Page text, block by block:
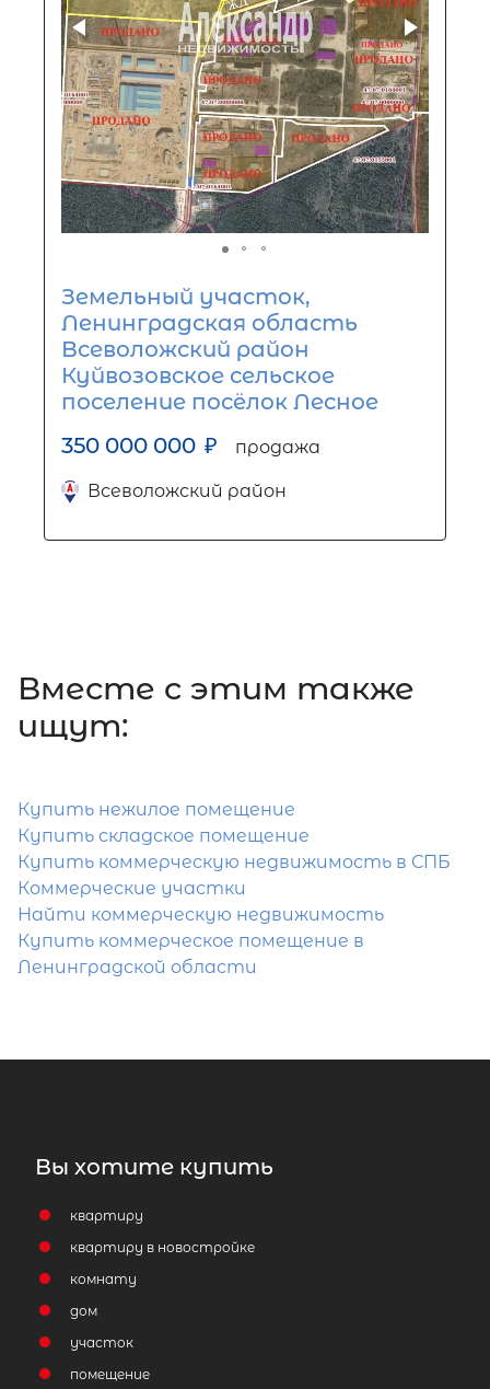
Земельный участок,
Ленинградская область
Всеволожский район
Куйвозовское сельское
поселение посёлок Лесное
350 000 000 ₽ продажа
Всеволожский район
Вместе c этим также
ищут:
Купить нежилое помещение
Купить складское помещение
Купить коммерческую недвижимость в СПБ
Коммерческие участки
Найти коммерческую недвижимость
Купить коммерческое помещение в
Ленинградской области
Вы хотите купить
квартиру
квартиру в новостройке
комнату
дом
участок
помещение